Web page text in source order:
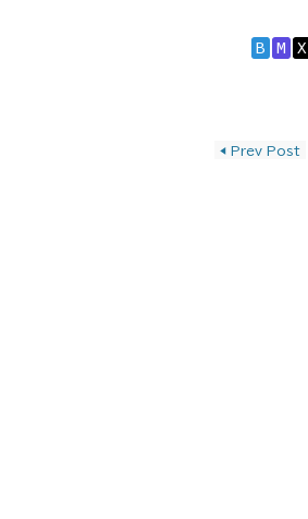
B M X
投稿
◀ Prev Post